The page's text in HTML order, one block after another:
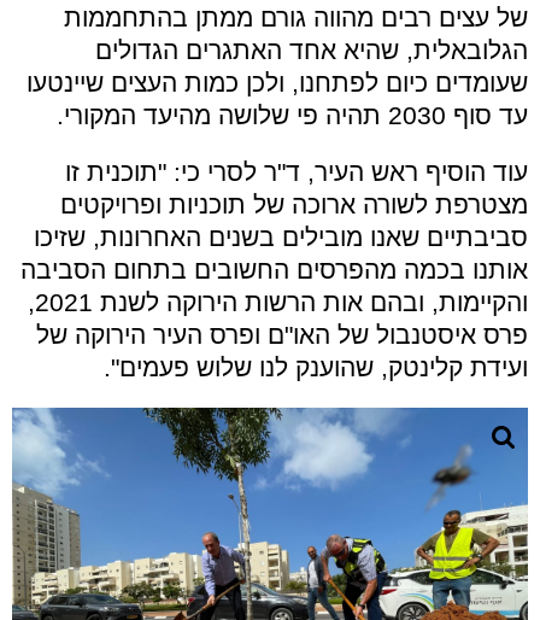
של עצים רבים מהווה גורם ממתן בהתחממות
הגלובאלית, שהיא אחד האתגרים הגדולים
שעומדים כיום לפתחנו, ולכן כמות העצים שיינטעו
עד סוף 2030 תהיה פי שלושה מהיעד המקורי.
עוד הוסיף ראש העיר, ד"ר לסרי כי: "תוכנית זו
מצטרפת לשורה ארוכה של תוכניות ופרויקטים
סביבתיים שאנו מובילים בשנים האחרונות, שזיכו
אותנו בכמה מהפרסים החשובים בתחום הסביבה
והקיימות, ובהם אות הרשות הירוקה לשנת 2021,
פרס איסטנבול של האו"ם ופרס העיר הירוקה של
ועידת קלינטק, שהוענק לנו שלוש פעמים".